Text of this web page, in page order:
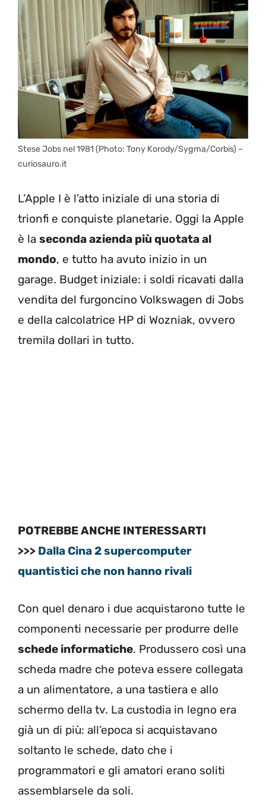
Stese Jobs nel 1981 (Photo: Tony Korody/Sygma/Corbis) –
curiosauro.it
L’Apple I è l’atto iniziale di una storia di
trionfi e conquiste planetarie. Oggi la Apple
è la seconda azienda più quotata al
mondo, e tutto ha avuto inizio in un
garage. Budget iniziale: i soldi ricavati dalla
vendita del furgoncino Volkswagen di Jobs
e della calcolatrice HP di Wozniak, ovvero
tremila dollari in tutto.
POTREBBE ANCHE INTERESSARTI
>>> Dalla Cina 2 supercomputer
quantistici che non hanno rivali
Con quel denaro i due acquistarono tutte le
componenti necessarie per produrre delle
schede informatiche. Produssero così una
scheda madre che poteva essere collegata
a un alimentatore, a una tastiera e allo
schermo della tv. La custodia in legno era
già un di più: all’epoca si acquistavano
soltanto le schede, dato che i
programmatori e gli amatori erano soliti
assemblarsele da soli.